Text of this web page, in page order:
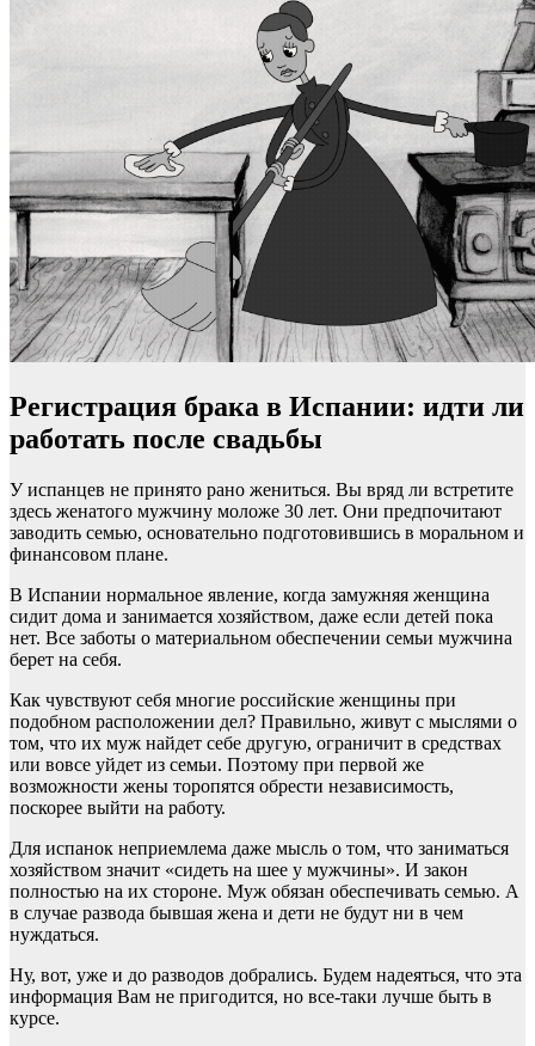
Регистрация брака в Испании: идти ли
работать после свадьбы
У испанцев не принято рано жениться. Вы вряд ли встретите
здесь женатого мужчину моложе 30 лет. Они предпочитают
заводить семью, основательно подготовившись в моральном и
финансовом плане.
В Испании нормальное явление, когда замужняя женщина
сидит дома и занимается хозяйством, даже если детей пока
нет. Все заботы о материальном обеспечении семьи мужчина
берет на себя.
Как чувствуют себя многие российские женщины при
подобном расположении дел? Правильно, живут с мыслями о
том, что их муж найдет себе другую, ограничит в средствах
или вовсе уйдет из семьи. Поэтому при первой же
возможности жены торопятся обрести независимость,
поскорее выйти на работу.
Для испанок неприемлема даже мысль о том, что заниматься
хозяйством значит «сидеть на шее у мужчины». И закон
полностью на их стороне. Муж обязан обеспечивать семью. А
в случае развода бывшая жена и дети не будут ни в чем
нуждаться.
Ну, вот, уже и до разводов добрались. Будем надеяться, что эта
информация Вам не пригодится, но все-таки лучше быть в
курсе.